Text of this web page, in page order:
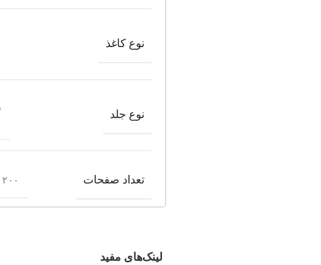
نوع کاغذ
نوع جلد
تعداد صفحات ۲۰۰ صفحه
لینک‌های مفید